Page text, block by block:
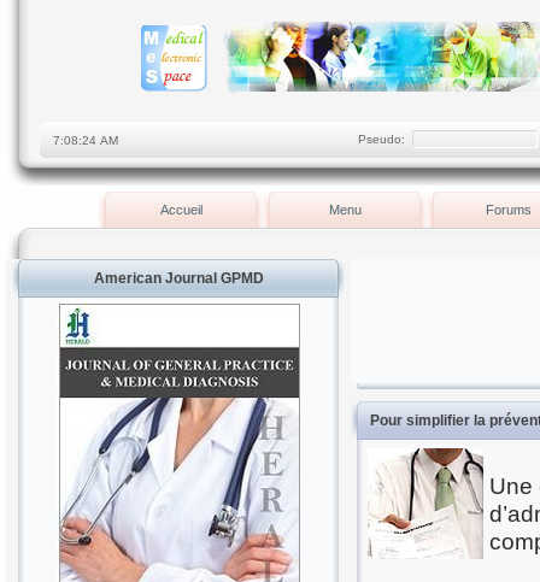
Pseudo:
Accueil Menu Forums
American Journal GPMD
Pour simplifier la
Une